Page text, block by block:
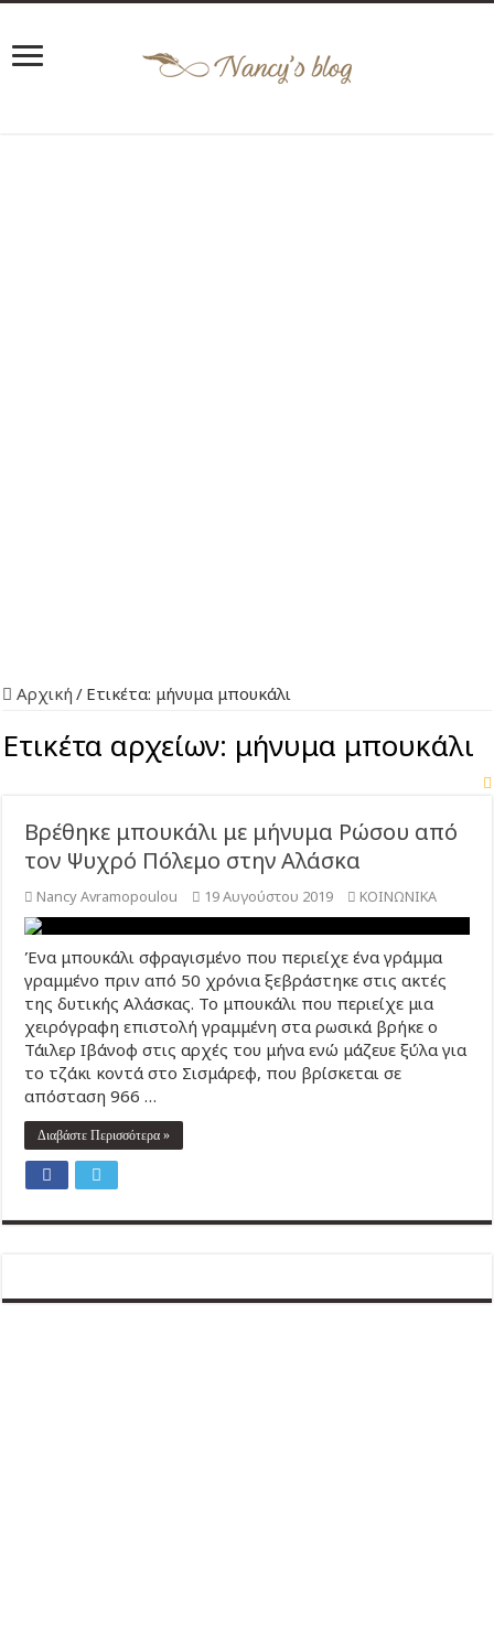
Αρχική / Ετικέτα: μήνυμα μπουκάλι
Ετικέτα αρχείων: μήνυμα μπουκάλι
Βρέθηκε μπουκάλι με μήνυμα Ρώσου από
τον Ψυχρό Πόλεμο στην Αλάσκα
Nancy Avramopoulou 19 Αυγούστου 2019 ΚΟΙΝΩΝΙΚΑ
Ένα μπουκάλι σφραγισμένο που περιείχε ένα γράμμα
γραμμένο πριν από 50 χρόνια ξεβράστηκε στις ακτές
της δυτικής Αλάσκας. Το μπουκάλι που περιείχε μια
χειρόγραφη επιστολή γραμμένη στα ρωσικά βρήκε ο
Τάιλερ Ιβάνοφ στις αρχές του μήνα ενώ μάζευε ξύλα για
το τζάκι κοντά στο Σισμάρεφ, που βρίσκεται σε
απόσταση 966 …
Διαβάστε Περισσότερα »